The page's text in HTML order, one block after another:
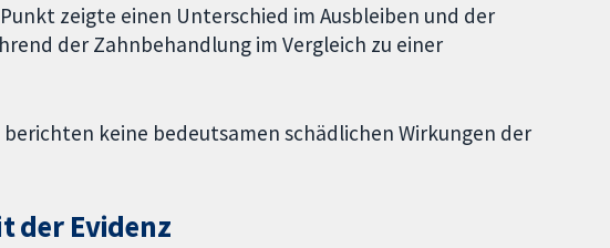
zeigte einen Unterschied im Ausbleiben und der
der Zahnbehandlung im Vergleich zu einer
berichten keine bedeutsamen schädlichen Wirkungen der
der Evidenz